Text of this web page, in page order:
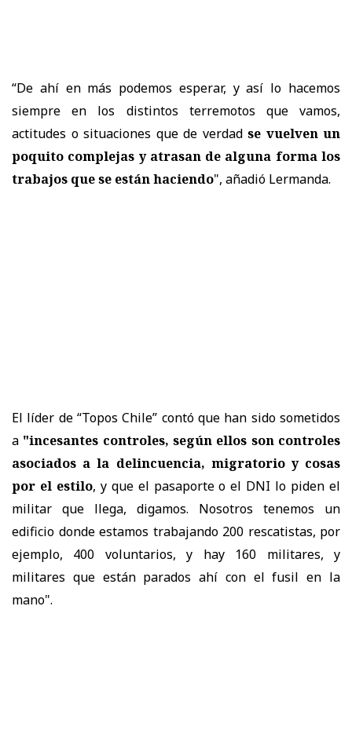
“De ahí en más podemos esperar, y así lo hacemos
siempre en los distintos terremotos que vamos,
actitudes o situaciones que de verdad se vuelven un
poquito complejas y atrasan de alguna forma los
trabajos que se están haciendo", añadió Lermanda.
El líder de “Topos Chile” contó que han sido sometidos
a "incesantes controles, según ellos son controles
asociados a la delincuencia, migratorio y cosas
por el estilo, y que el pasaporte o el DNI lo piden el
militar que llega, digamos. Nosotros tenemos un
edificio donde estamos trabajando 200 rescatistas, por
ejemplo, 400 voluntarios, y hay 160 militares, y
militares que están parados ahí con el fusil en la
mano".